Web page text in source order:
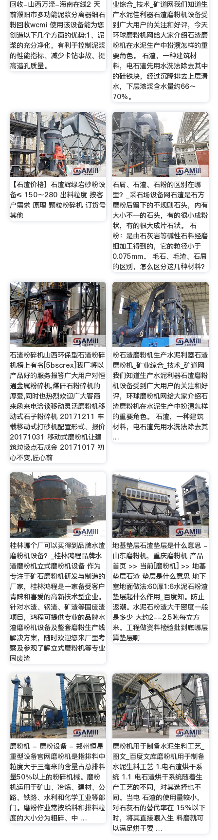
回收-山西万泽-海南在线2 天
前濮阳市多功能泥浆分离器细石
粉回收wcmi 使用该设备能为您
创造以下几个方面的优势:1、泥
浆的充分净化，有利于控制泥浆
的性能指标、减少卡钻事故、提
高造孔质量。
业综合_技术_矿道网我们知道生
产水泥佳利器石渣磨粉机设备受
到广大用户的关注和好评，今天
环球磨粉机网给大家介绍石渣磨
粉机在水泥生产中扮演怎样的重
要角色。 石渣，一种建筑材
料，电石渣先用水洗法除去其中
的硅铁块，经过沉降排去上层清
水，下层浓浆含水量约66～
70%。
【石渣价格】石渣辉绿岩砂粉设
备≤ 150～280 出料粒度 按客
户需求 原理 颗粒粉碎机 订货号
其他
石屑、石渣、石粉的区别在哪
里？_采石场设备网石渣是石方
磨粉后留下的不规则石头，内有
大小不一的石头，有的很小成粉
状，有的很大成片石状。 石
粉：是由石灰岩等碱性石料经磨
细加工得到的，它的粒径小于
0.075mm。 毛石、毛渣、石屑
的区别，怎么区分这几种材料？
石渣粉碎机山西环保型石渣粉碎
机榜上有名[5bscrex]我厂将以
产品好的服务报答广大用户对恒
通金属粉碎机,煤矸石粉碎机的
厚爱,同时也热烈欢迎广大客商
来函来电洽谈移动灵活磨粉机移
动式石子粉碎机 20171211 车
载移动式打砂机配置形式、报价
20171031 移动式磨粉机让建
筑垃圾点石成金 20171017 初
心不变,匠心前
粉石渣磨粉机生产水泥利器石渣
磨粉机_矿业综合_技术_矿道网
我们知道生产水泥利器石渣磨粉
机设备受到广大用户的关注和好
评，环球磨粉机网给大家介绍石
渣磨粉机在水泥生产中扮演怎样
的重要角色。 石渣，一种建筑
材料，电石渣先用水洗法除去其
…
桂林哪个厂可以买得到品牌水渣
磨粉机设备？_桂林鸿程品牌水
渣磨粉机立式磨粉机设备 作为
专注于矿石磨粉机研发与制造的
厂家，桂林鸿程是一家备受客户
青睐和喜爱的高新技术型企业。
针对水渣、钢渣、矿渣等固废渣
项目，鸿程可提供专业的品牌水
渣磨粉机设备及整套磨粉生产线
解决方案，随时欢迎您来厂里考
察及参观了解立式磨粉机等专业
固废渣
地基垫层石渣垫层是什么意思 -
山东磨粉机，重庆磨粉机 产品
首页 >> 当前[磨粉机] >> 地基
垫层石渣 垫层是什么意思 地下
室地面做法:60厚1:6水泥石粉渣
垫层起什么作用_百度知。防止
返潮。水泥石粉渣大干密度一般
是多少 大约2--2.5吨每立方
米。工程做资料检验批到底哪层
算垫层啊
磨粉机 - 磨粉设备 - 郑州恒星
重型设备官网磨粉机是指排料中
粒度大于三毫米的含量占总排料
量50％以上的粉碎机械。磨粉
机运用于矿山、冶炼、建材、公
路、铁路、水利和化学工业等部
门。磨粉作业常按给料和排料粒
度的大小分为粗碎、中 …
磨粉机用于制备水泥生料工艺_
图文_百度文库磨粉机用于制备
水泥生料工艺 1.电石渣烘干系
统 1.1 电石渣烘干系统随着生
产工艺的不同，对其选择也不
同。当电 石渣的使用量较小，
对石灰石的替代率在 15%以下
时，将其直接喂入生 料磨就可
以满足烘干要 …